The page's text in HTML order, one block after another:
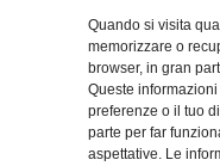
Quando si visita
memorizzare o
browser, in gran
Queste
preferenze o il tuo
parte per far
aspettative. Le
E’
padre